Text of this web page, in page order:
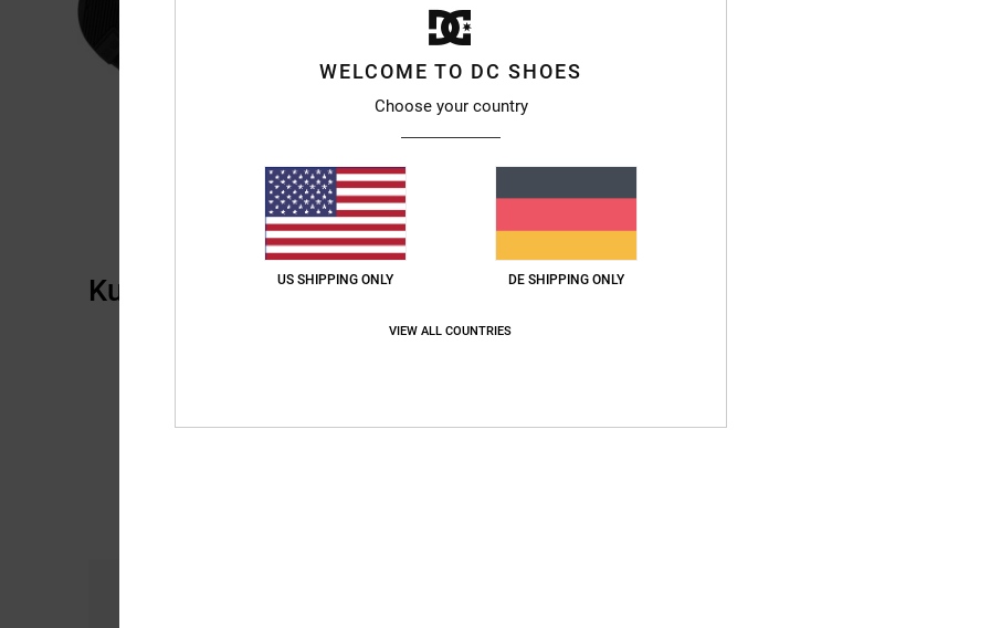
Kundenbewertungen
4.7
WELCOME TO DC SHOES
Choose your country
US SHIPPING ONLY DE SHIPPING ONLY
VIEW ALL COUNTRIES